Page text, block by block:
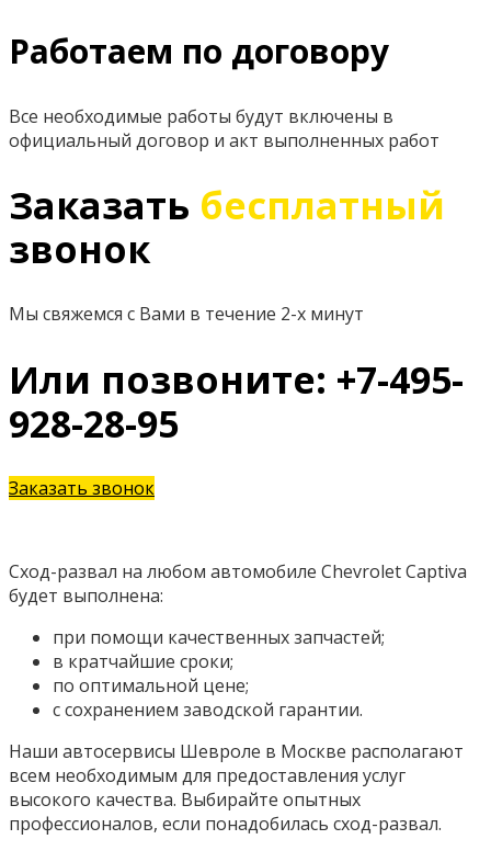
Работаем по договору
Все необходимые работы будут включены в
официальный договор и акт выполненных работ
Заказать бесплатный
звонок
Мы свяжемся с Вами в течение 2-х минут
Или позвоните: +7-495-
928-28-95
Заказать звонок
Сход-развал на любом автомобиле Chevrolet Captiva
будет выполнена:
при помощи качественных запчастей;
в кратчайшие сроки;
по оптимальной цене;
с сохранением заводской гарантии.
Наши автосервисы Шевроле в Москве располагают
всем необходимым для предоставления услуг
высокого качества. Выбирайте опытных
профессионалов, если понадобилась сход-развал.